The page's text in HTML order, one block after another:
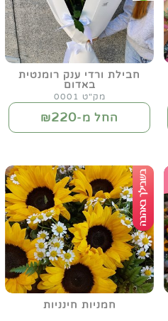
חבילת ורדי ענק רומנטית
באדום
מק"ט 0001
החל מ-₪220
חמניות חינניות